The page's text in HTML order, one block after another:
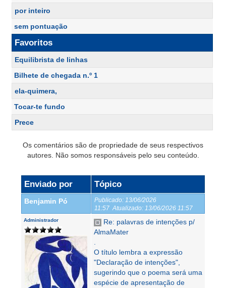
por inteiro
sem pontuação
Favoritos
Equilibrista de linhas
Bilhete de chegada n.º 1
ela-quimera,
Tocar-te fundo
Prece
Os comentários são de propriedade de seus respectivos
autores. Não somos responsáveis pelo seu conteúdo.
Enviado por Tópico
Benjamin Pó Publicado: 13/06/2026
11:57 Atualizado: 13/06/2026 11:57
Administrador
Re: palavras de intenções p/
AlmaMater
O título lembra a expressão
"Declaração de intenções",
sugerindo que o poema será uma
espécie de apresentação de